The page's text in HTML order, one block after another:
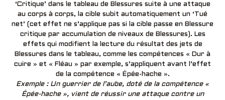
‘Critique’ dans le tableau de Blessures suite à une attaque
au corps à corps, la cible subit automatiquement un ‘Tué
net’ (cet effet ne s’applique pas si la cible passe en Blessure
critique par accumulation de niveaux de Blessures). Les
effets qui modifient la lecture du résultat des jets de
Blessures dans le tableau, comme les compétences « Dur à
cuire » et « Fléau » par exemple, s’appliquent avant l’effet
de la compétence « Épée-hache ».
Exemple : Un guerrier de l’aube, doté de la compétence «
Épée-hache », vient de réussir une attaque contre un